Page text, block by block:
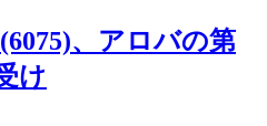
、アロバの第
け